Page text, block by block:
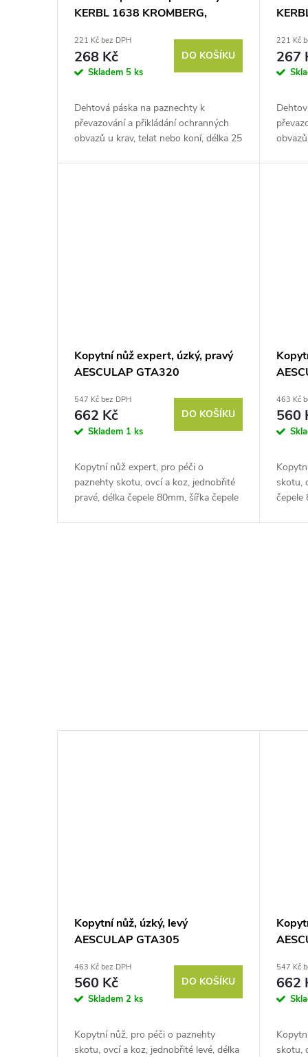
k
KERBL 1638 KROMBERG,
221 Kč bez DPH
268 Kč
Skladem 5 ks
DO KOŠÍKU
Dehtová páska na paznechty k
převazování a přikládání ochranných
obvazů u krav, telat nebo koní, délka 25
221 Kč
267
Kopytní nůž expert, úzký, pravý
AESCULAP GTA320
547 Kč bez DPH
662 Kč
Skladem 1 ks
DO KOŠÍKU
Kopytní nůž expert, pro péči o
paznehty skotu, ovcí a koz, jednobřité
pravé, délka čepele 80mm, šířka čepele
463 Kč
560
skotu,
čepele
Kopytní nůž, úzký, levý
AESCULAP GTA305
463 Kč bez DPH
560 Kč
Skladem 2 ks
DO KOŠÍKU
Kopytní nůž, pro péči o paznehty
skotu, ovcí a koz, jednobřité levé, délka
547 Kč
662
skotu,